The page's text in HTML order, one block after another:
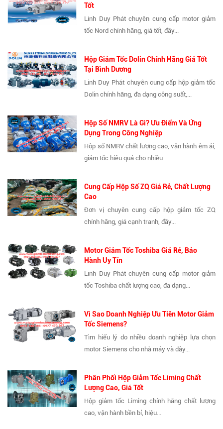
Tốt
Linh Duy Phát chuyên cung cấp motor giảm
tốc Nord chính hãng, giá tốt, đầy...
Hộp Giảm Tốc Dolin Chính Hãng Giá Tốt
Tại Bình Dương
Linh Duy Phát chuyên cung cấp hộp giảm tốc
Dolin chính hãng, đa dạng công suất,...
Hộp Số NMRV Là Gì? Ưu Điểm Và Ứng
Dụng Trong Công Nghiệp
Hộp số NMRV chất lượng cao, vận hành êm ái,
giảm tốc hiệu quả cho nhiều...
Cung Cấp Hộp Số ZQ Giá Rẻ, Chất Lượng
Cao
Đơn vị chuyên cung cấp hộp giảm tốc ZQ
chính hãng, giá cạnh tranh, đầy...
Motor Giảm Tốc Toshiba Giá Rẻ, Bảo
Hành Uy Tín
Linh Duy Phát chuyên cung cấp motor giảm
tốc Toshiba chất lượng cao, đa dạng...
Vì Sao Doanh Nghiệp Ưu Tiên Motor Giảm
Tốc Siemens?
Tìm hiểu lý do nhiều doanh nghiệp lựa chọn
motor Siemens cho nhà máy và dây...
Phân Phối Hộp Giảm Tốc Liming Chất
Lượng Cao, Giá Tốt
Hộp giảm tốc Liming chính hãng chất lượng
cao, vận hành bền bỉ, hiệu...